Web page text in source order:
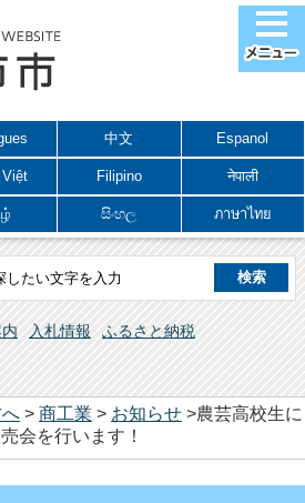
中文 Espanol
Filipino नेपाली
සිංහල ภาษาไทย
入札情報
ふるさと納税
> 商工業 > お知らせ >農芸高校生に
会を行います！